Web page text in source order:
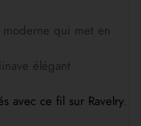
qui met en
élégant
avec ce fil sur Ravelry.